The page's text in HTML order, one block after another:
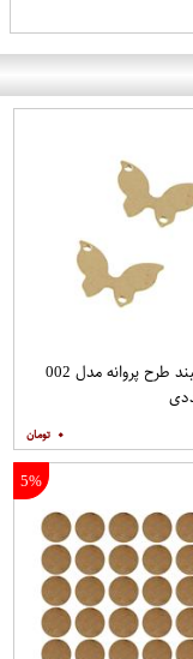
پلاک دستبند طرح پروانه مدل 002
۰
5%